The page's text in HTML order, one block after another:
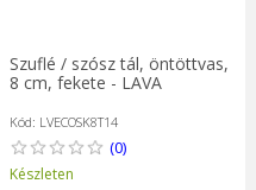
Szuflé / szósz tál, öntöttvas,
8 cm, fekete - LAVA
Kód: LVECOSK8T14
(0)
Készleten